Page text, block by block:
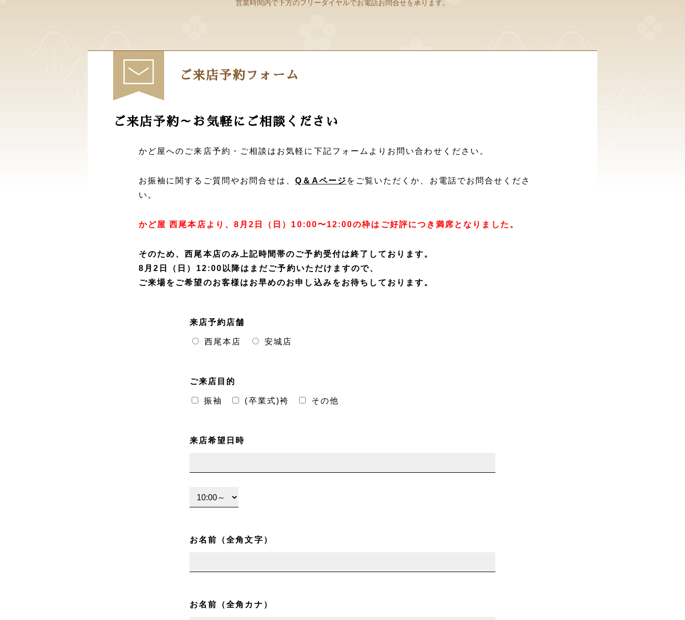
営業時間内で下方のフリーダイヤルでお電話お問合せを承ります。
ご来店予約フォーム
ご来店予約～お気軽にご相談ください
かど屋へのご来店予約・ご相談はお気軽に下記フォームよりお問い合わせください。
お振袖に関するご質問やお問合せは、Q＆Aページ をご覧いただくか、お電話でお問合せくださ
い。
かど屋 西尾本店より、8月2日（日）10:00〜12:00の枠はご好評につき満席となりました。
そのため、西尾本店のみ上記時間帯のご予約受付は終了しております。
8月2日（日）12:00以降はまだご予約いただけますので、
ご来場をご希望のお客様はお早めのお申し込みをお待ちしております。
来店予約店舗
西尾本店 安城店
ご来店目的
振袖 (卒業式)袴 その他
来店希望日時
お名前（全角文字）
お名前（全角カナ）